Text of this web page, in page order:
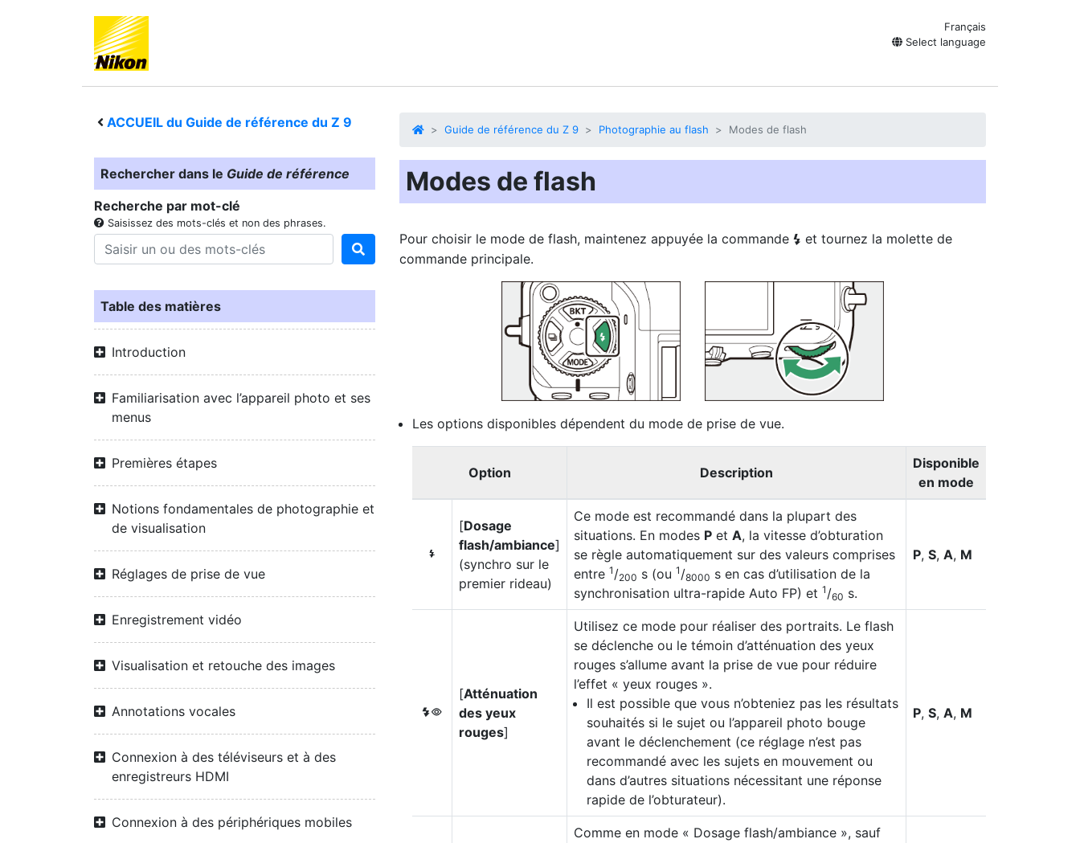
Français
Select language
ACCUEIL du Guide de référence du Z 9
Rechercher dans le Guide de référence
Recherche par mot-clé
Saisissez des mots-clés et non des phrases.
Table des matières
Introduction
Familiarisation avec l’appareil photo et ses
menus
Premières étapes
Notions fondamentales de photographie et
de visualisation
Réglages de prise de vue
Enregistrement vidéo
Visualisation et retouche des images
Annotations vocales
Connexion à des téléviseurs et à des
enregistreurs HDMI
Connexion à des périphériques mobiles
Guide de référence du Z 9 Photographie au flash Modes de flash
Modes de flash
Pour choisir le mode de flash, maintenez appuyée la commande c et tournez la molette de
commande principale.
Les options disponibles dépendent du mode de prise de vue.
Option Description
Disponible
en mode
I
[Dosage
flash/ambiance]
(synchro sur le
premier rideau)
Ce mode est recommandé dans la plupart des
situations. En modes P et A, la vitesse d’obturation
se règle automatiquement sur des valeurs comprises
entre 1 /200 s (ou 1 /8000 s en cas d’utilisation de la
synchronisation ultra-rapide Auto FP) et 1 /60 s.
P, S, A, M
J
[Atténuation
des yeux
rouges]
Utilisez ce mode pour réaliser des portraits. Le flash
se déclenche ou le témoin d’atténuation des yeux
rouges s’allume avant la prise de vue pour réduire
l’effet « yeux rouges ».
Il est possible que vous n’obteniez pas les résultats
souhaités si le sujet ou l’appareil photo bouge
avant le déclenchement (ce réglage n’est pas
recommandé avec les sujets en mouvement ou
dans d’autres situations nécessitant une réponse
rapide de l’obturateur).
P, S, A, M
Comme en mode « Dosage flash/ambiance », sauf